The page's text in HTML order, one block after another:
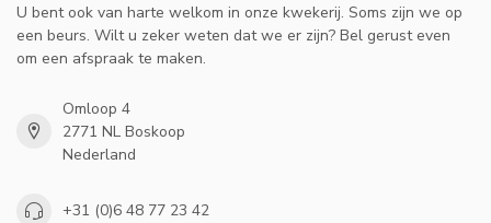
U bent ook van harte welkom in onze kwekerij. Soms zijn we op
een beurs. Wilt u zeker weten dat we er zijn? Bel gerust even
om een afspraak te maken.
Omloop 4
2771 NL Boskoop
Nederland
+31 (0)6 48 77 23 42